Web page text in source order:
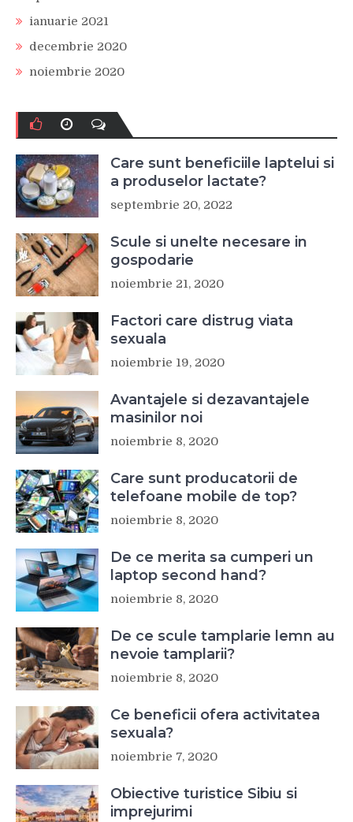
ianuarie 2021
decembrie 2020
noiembrie 2020
Care sunt beneficiile laptelui si
a produselor lactate?
septembrie 20, 2022
Scule si unelte necesare in
gospodarie
noiembrie 21, 2020
Factori care distrug viata
sexuala
noiembrie 19, 2020
Avantajele si dezavantajele
masinilor noi
noiembrie 8, 2020
Care sunt producatorii de
telefoane mobile de top?
noiembrie 8, 2020
De ce merita sa cumperi un
laptop second hand?
noiembrie 8, 2020
De ce scule tamplarie lemn au
nevoie tamplarii?
noiembrie 8, 2020
Ce beneficii ofera activitatea
sexuala?
noiembrie 7, 2020
Obiective turistice Sibiu si
imprejurimi